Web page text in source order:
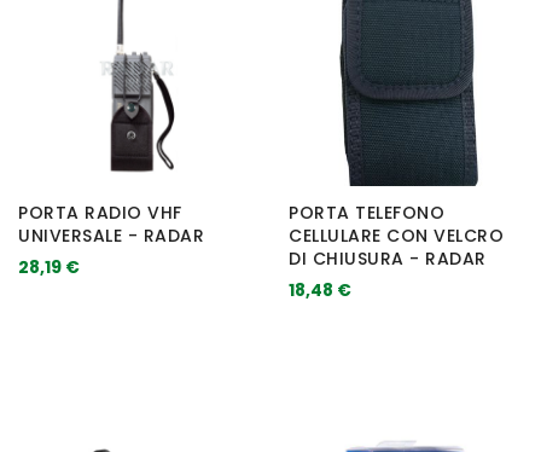
PORTA RADIO VHF
UNIVERSALE - RADAR
28,19 €
PORTA TELEFONO
CELLULARE CON VELCRO
DI CHIUSURA - RADAR
18,48 €